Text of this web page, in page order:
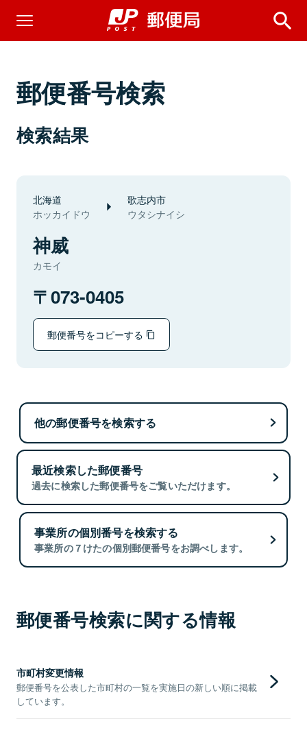
郵便番号検索
検索結果
北海道
ホッカイドウ
歌志内市
ウタシナイシ
神威
カモイ
073-0405
郵便番号をコピーする
他の郵便番号を検索する
最近検索した郵便番号
過去に検索した郵便番号をご覧いただけます。
事業所の個別番号を検索する
事業所の７けたの個別郵便番号をお調べします。
郵便番号検索に関する情報
市町村変更情報
郵便番号を公表した市町村の一覧を実施日の新しい順に掲載
しています。